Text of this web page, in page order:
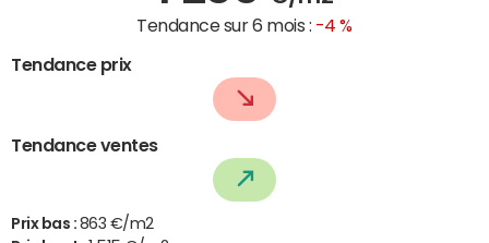
Tendance sur 6 mois : -4 %
Tendance prix
Tendance ventes
Prix bas : 863 €/m2